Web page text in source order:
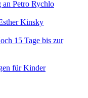
Petro Rychlo
Kinsky
15 Tage bis zur
für Kinder